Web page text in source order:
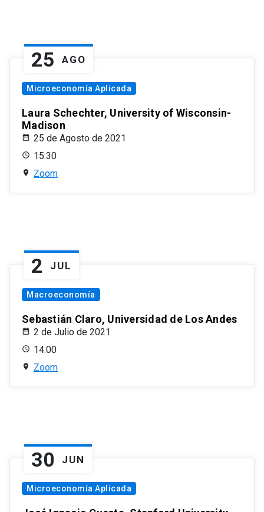
25 AGO
Microeconomía Aplicada
Laura Schechter, University of Wisconsin-
Madison
25 de Agosto de 2021
15:30
Zoom
2 JUL
Macroeconomía
Sebastián Claro, Universidad de Los Andes
2 de Julio de 2021
14:00
Zoom
30 JUN
Microeconomía Aplicada